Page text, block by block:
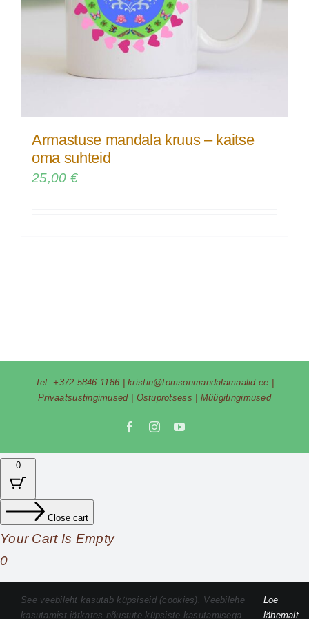
Armastuse mandala kruus – kaitse
oma suhteid
25,00 €
Tel: +372 5846 1186 |kristin@tomsonmandalamaalid.ee
Privaatsustingimused| Ostuprotsess Müügitingimused
FacebookInstagramYouTube
0
Close cart
Your Cart Is Empty
0
Check out our shop to see what's available
See veebileht kasutab küpsiseid (cookies). Veebilehe
kasutamist jätkates nõustute küpsiste kasutamisega.
Loe
lähemalt